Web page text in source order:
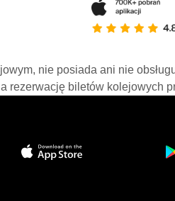
nie posiada ani nie
rezerwację biletów kolejowych